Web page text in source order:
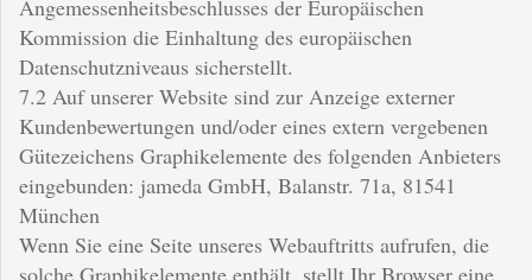
Angemessenheitsbeschlusses der Europäischen
Kommission die Einhaltung des europäischen
Datenschutzniveaus sicherstellt.
7.2 Auf unserer Website sind zur Anzeige externer
Kundenbewertungen und/oder eines extern vergebenen
Gütezeichens Graphikelemente des folgenden Anbieters
eingebunden: jameda GmbH, Balanstr. 71a, 81541
München
Wenn Sie eine Seite unseres Webauftritts aufrufen, die
solche Graphikelemente enthält, stellt Ihr Browser eine